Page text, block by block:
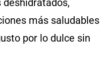
más saludables
por lo dulce sin